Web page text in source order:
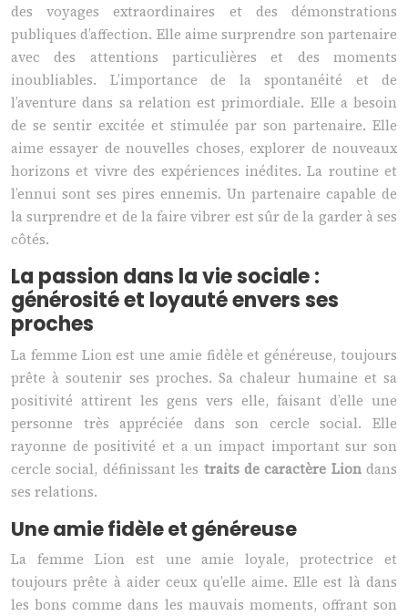
des voyages extraordinaires et des démonstrations
publiques d’affection. Elle aime surprendre son partenaire
avec des attentions particulières et des moments
inoubliables. L’importance de la spontanéité et de
l’aventure dans sa relation est primordiale. Elle a besoin
de se sentir excitée et stimulée par son partenaire. Elle
aime essayer de nouvelles choses, explorer de nouveaux
horizons et vivre des expériences inédites. La routine et
l’ennui sont ses pires ennemis. Un partenaire capable de
la surprendre et de la faire vibrer est sûr de la garder à ses
côtés.
La passion dans la vie sociale :
générosité et loyauté envers ses
proches
La femme Lion est une amie fidèle et généreuse, toujours
prête à soutenir ses proches. Sa chaleur humaine et sa
positivité attirent les gens vers elle, faisant d’elle une
personne très appréciée dans son cercle social. Elle
rayonne de positivité et a un impact important sur son
cercle social, définissant les traits de caractère Lion dans
ses relations.
Une amie fidèle et généreuse
La femme Lion est une amie loyale, protectrice et
toujours prête à aider ceux qu’elle aime. Elle est là dans
les bons comme dans les mauvais moments, offrant son